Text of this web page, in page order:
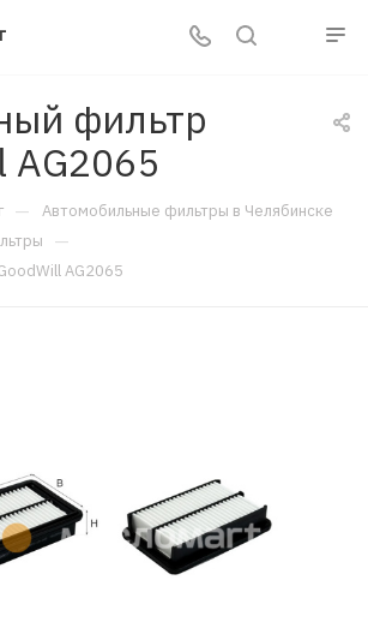
фильтр
AG2065
— Автомобильные фильтры в Челябинске
—
AG2065